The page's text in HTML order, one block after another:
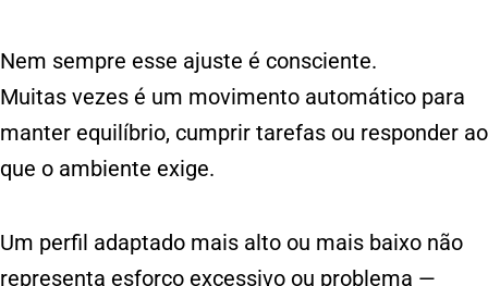
Nem sempre esse ajuste é consciente.
Muitas vezes é um movimento automático para
manter equilíbrio, cumprir tarefas ou responder ao
que o ambiente exige.
Um perfil adaptado mais alto ou mais baixo não
representa esforço excessivo ou problema —